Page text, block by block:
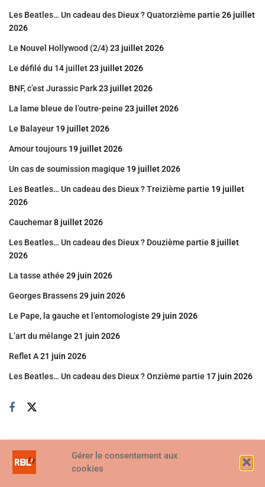
Gérer le consentement aux
cookies
Les Beatles… Un cadeau des Dieux ? Quatorzième partie 26 juillet
2026
Le Nouvel Hollywood (2/4) 23 juillet 2026
Le défilé du 14 juillet23 juillet 2026
BNF, c’est Jurassic Park23 juillet 2026
La lame bleue de l’outre-peine 23 juillet 2026
Le Balayeur 19 juillet 2026
Amour toujours 19 juillet 2026
Un cas de soumission magique 19 juillet 2026
Les Beatles… Un cadeau des Dieux ? Treizième partie 19 juillet
2026
Cauchemar8 juillet 2026
Les Beatles… Un cadeau des Dieux ? Douzième partie 8 juillet
2026
La tasse athée 29 juin 2026
Georges Brassens29 juin 2026
Le Pape, la gauche et l’entomologiste 29 juin 2026
L’art du mélange 21 juin 2026
Reflet A21 juin 2026
Les Beatles… Un cadeau des Dieux ? Onzième partie 17 juin 2026